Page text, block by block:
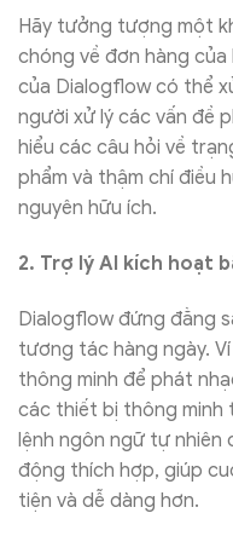
Hãy tưởng tượng một
chóng về đơn hàng
của Dialogflow có thể
người xử lý các vấn đề
hiểu các câu hỏi về
phẩm và thậm chí điều
nguyên hữu ích.
2. Trợ lý AI kích hoạt
Dialogflow đứng đằng
tương tác hàng ngày.
thông minh để phát
các thiết bị thông minh
lệnh ngôn ngữ tự nhiên
động thích hợp, giúp
tiện và dễ dàng hơn.